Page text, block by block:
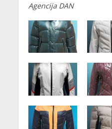
Agencija DAN